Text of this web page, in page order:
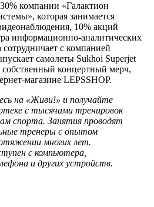
компании «Галактион
которая занимается
10% акций
информационно-аналитических
сотрудничает с компанией
самолеты Sukhoi Superjet
собственный концертный мерч,
магазине LEPSSHOP.
на «Живи!» и получайте
с тысячами тренировок
спорта. Занятия проводят
тренеры с опытом
многих лет.
с компьютера,
и других устройств.